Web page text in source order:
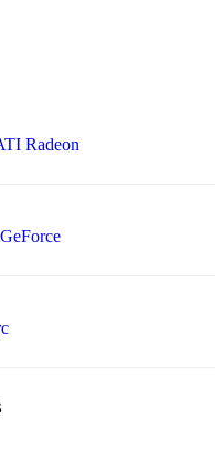
Radeon